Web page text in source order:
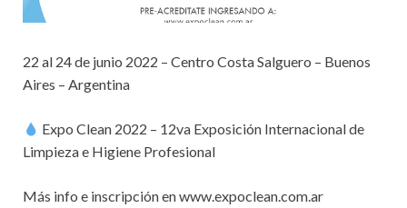
22 al 24 de junio 2022 – Centro Costa Salguero – Buenos
Aires – Argentina
Expo Clean 2022 – 12va Exposición Internacional de
Limpieza e Higiene Profesional
Más info e inscripción en www.expoclean.com.ar